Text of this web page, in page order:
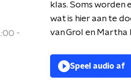
-
klas. Soms worden
wat is hier aan te
van Grol en
Speel audio af